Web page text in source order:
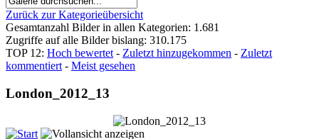
Zurück zur Kategorieübersicht
Gesamtanzahl Bilder in allen Kategorien: 1.681
Zugriffe auf alle Bilder bislang: 310.175
TOP 12: Hoch bewertet- Zuletzt hinzugekommen - Zuletzt
kommentiert- Meist gesehen
London_2012_13